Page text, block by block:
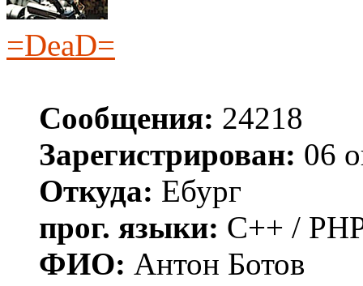
=DeaD=
Сообщения: 24218
Зарегистрирован: 06
Откуда: Ебург
прог. языки: C++ /
ФИО: Антон Ботов